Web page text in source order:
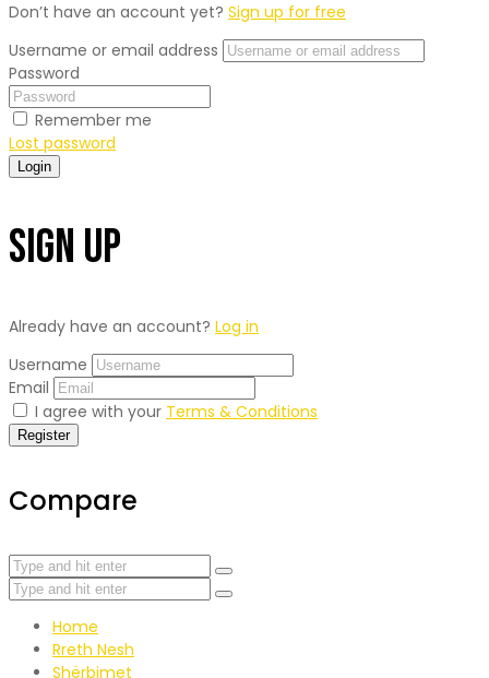
Don’t have an account yet? Sign up for free
Username or email address
Password
Remember me
Lost password
Login
Sign Up
Already have an account? Log in
Username
Email
I agree with your Terms & Conditions
Register
Compare
Home
Rreth Nesh
Shërbimet